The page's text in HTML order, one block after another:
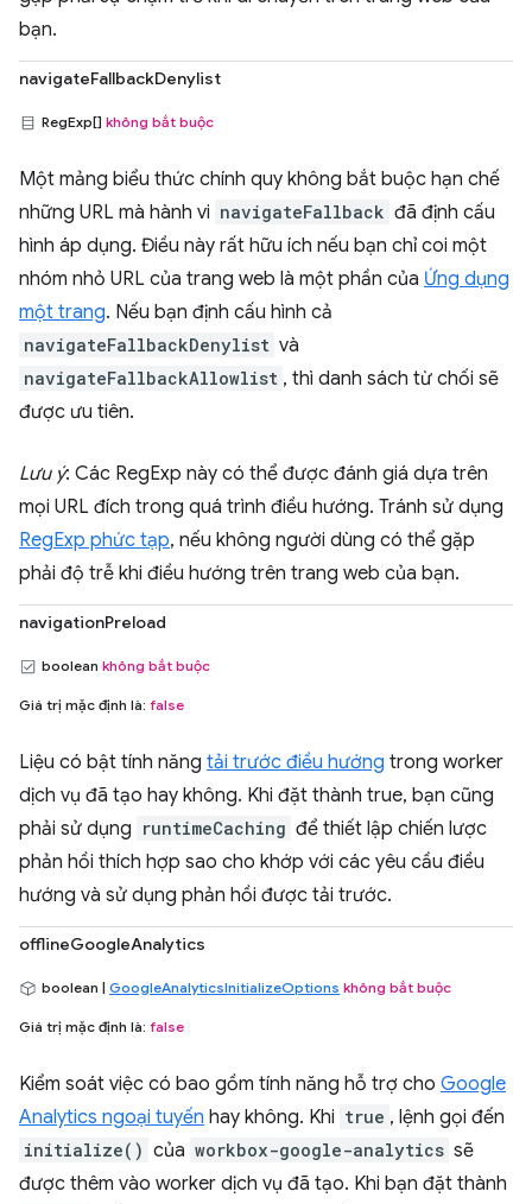
bạn.
navigateFallbackDenylist
RegExp[] không bắt buộc
Một mảng biểu thức chính quy không bắt buộc hạn chế
những URL mà hành vi navigateFallback đã định cấu
hình áp dụng. Điều này rất hữu ích nếu bạn chỉ coi một
nhóm nhỏ URL của trang web là một phần của Ứng dụng
một trang. Nếu bạn định cấu hình cả
navigateFallbackDenylist và
navigateFallbackAllowlist , thì danh sách từ chối sẽ
được ưu tiên.
Lưu ý: Các RegExp này có thể được đánh giá dựa trên
mọi URL đích trong quá trình điều hướng. Tránh sử dụng
RegExp phức tạp, nếu không người dùng có thể gặp
phải độ trễ khi điều hướng trên trang web của bạn.
navigationPreload
boolean không bắt buộc
Giá trị mặc định là: false
Liệu có bật tính năng tải trước điều hướng trong worker
dịch vụ đã tạo hay không. Khi đặt thành true, bạn cũng
phải sử dụng runtimeCaching để thiết lập chiến lược
phản hồi thích hợp sao cho khớp với các yêu cầu điều
hướng và sử dụng phản hồi được tải trước.
offlineGoogleAnalytics
boolean | GoogleAnalyticsInitializeOptions không bắt buộc
Giá trị mặc định là: false
Kiểm soát việc có bao gồm tính năng hỗ trợ cho Google
Analytics ngoại tuyến hay không. Khi true , lệnh gọi đến
initialize() của workbox-google-analytics sẽ
được thêm vào worker dịch vụ đã tạo. Khi bạn đặt thành